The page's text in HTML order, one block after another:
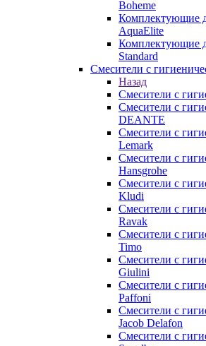
Boheme
Комплектующие
AquaElite
Комплектующие
Standard
Смесители с
Назад
Смесители с
Смесители с
DEANTE
Смесители с
Lemark
Смесители с
Hansgrohe
Смесители с
Kludi
Смесители с
Ravak
Смесители с
Timo
Смесители с
Giulini
Смесители с
Paffoni
Смесители с
Jacob Delafon
Смесители с